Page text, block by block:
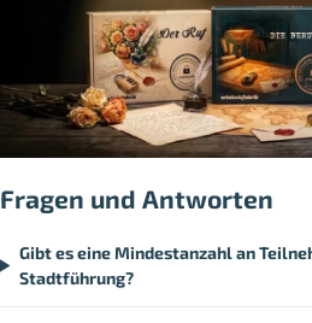
Fragen und Antworten
Gibt es eine Mindestanzahl an
Stadtführung?